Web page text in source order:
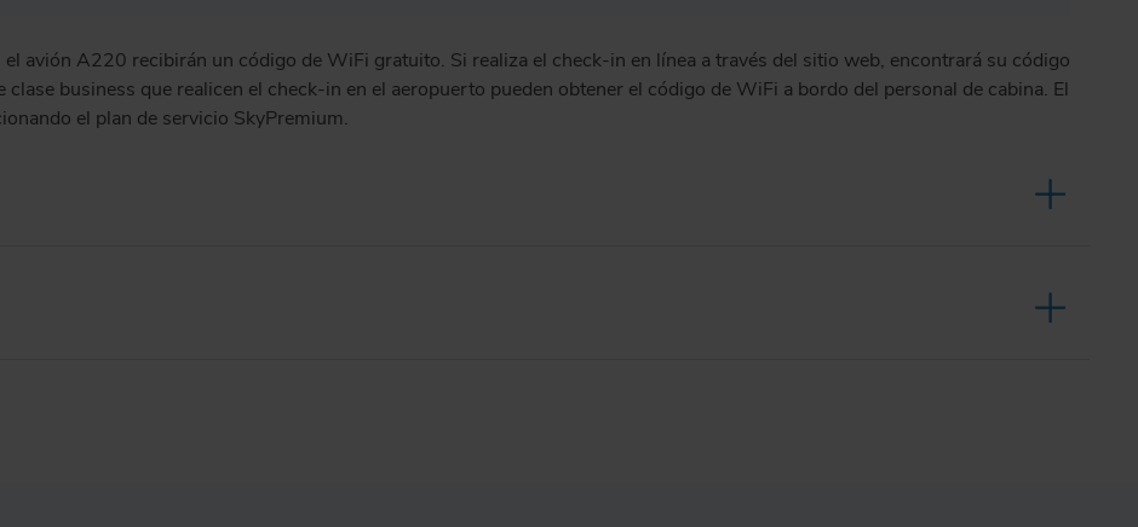
avión A220 recibirán un código de WiFi gratuito. Si realiza el check-in en línea a través del sitio web, encontrará su código
business que realicen el check-in en el aeropuerto pueden obtener el código de WiFi a bordo del personal de cabina. El
el plan de servicio SkyPremium.